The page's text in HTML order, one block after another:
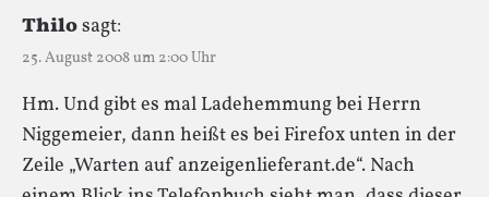
Thilosagt:
25. August 2008 um 2:00 Uhr
Hm. Und gibt es mal Ladehemmung bei Herrn
Niggemeier, dann heißt es bei Firefox unten in der
Zeile „Warten auf anzeigenlieferant.de“. Nach